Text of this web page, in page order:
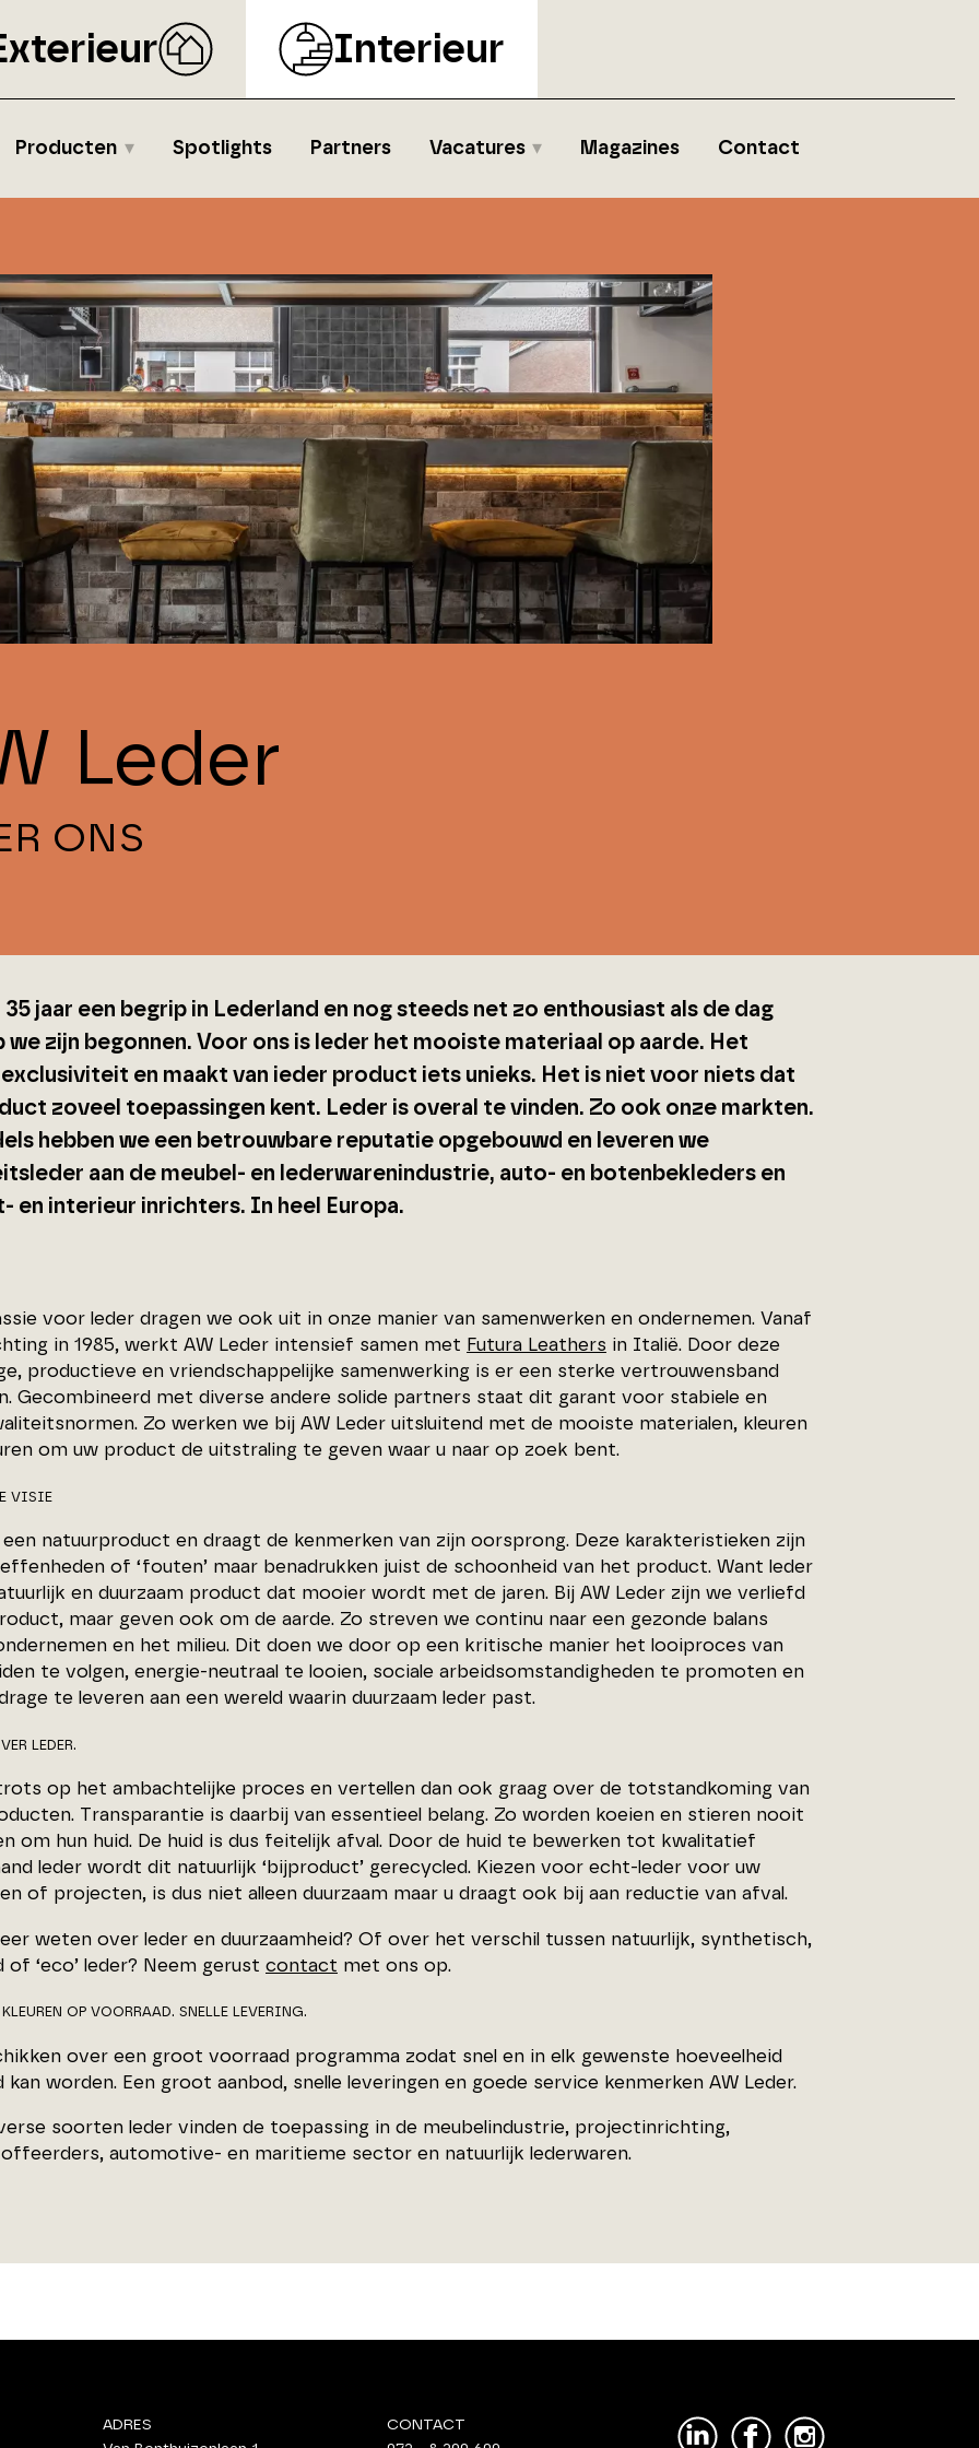
Interieur
Producten Spotlights Partners Vacatures Magazines Contact
Leder
ONS
35 jaar een begrip in Lederland en nog steeds net zo enthousiast als de dag
we zijn begonnen. Voor ons is leder het mooiste materiaal op aarde. Het
en maakt van ieder product iets unieks. Het is niet voor niets dat
zoveel toepassingen kent. Leder is overal te vinden. Zo ook onze markten.
hebben we een betrouwbare reputatie opgebouwd en leveren we
aan de meubel- en lederwarenindustrie, auto- en botenbekleders en
en interieur inrichters. In heel Europa.
voor leder dragen we ook uit in onze manier van samenwerken en ondernemen. Vanaf
in 1985, werkt AW Leder intensief samen met Futura Leathers in Italië. Door deze
productieve en vriendschappelijke samenwerking is er een sterke vertrouwensband
Gecombineerd met diverse andere solide partners staat dit garant voor stabiele en
Zo werken we bij AW Leder uitsluitend met de mooiste materialen, kleuren
om uw product de uitstraling te geven waar u naar op zoek bent.
VISIE
een natuurproduct en draagt de kenmerken van zijn oorsprong. Deze karakteristieken zijn
of ‘fouten’ maar benadrukken juist de schoonheid van het product. Want leder
en duurzaam product dat mooier wordt met de jaren. Bij AW Leder zijn we verliefd
maar geven ook om de aarde. Zo streven we continu naar een gezonde balans
en het milieu. Dit doen we door op een kritische manier het looiproces van
te volgen, energie-neutraal te looien, sociale arbeidsomstandigheden te promoten en
te leveren aan een wereld waarin duurzaam leder past.
LEDER.
op het ambachtelijke proces en vertellen dan ook graag over de totstandkoming van
Transparantie is daarbij van essentieel belang. Zo worden koeien en stieren nooit
om hun huid. De huid is dus feitelijk afval. Door de huid te bewerken tot kwalitatief
leder wordt dit natuurlijk ‘bijproduct’ gerecycled. Kiezen voor echt-leder voor uw
of projecten, is dus niet alleen duurzaam maar u draagt ook bij aan reductie van afval.
weten over leder en duurzaamheid? Of over het verschil tussen natuurlijk, synthetisch,
of ‘eco’ leder? Neem gerust contact met ons op.
OP VOORRAAD. SNELLE LEVERING.
over een groot voorraad programma zodat snel en in elk gewenste hoeveelheid
kan worden. Een groot aanbod, snelle leveringen en goede service kenmerken AW Leder.
soorten leder vinden de toepassing in de meubelindustrie, projectinrichting,
automotive- en maritieme sector en natuurlijk lederwaren.
ADRES
CONTACT